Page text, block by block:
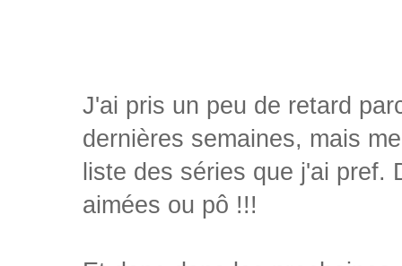
J'ai pris un peu de retard
dernières semaines, mais
liste des séries que j'ai
aimées ou pô !!!